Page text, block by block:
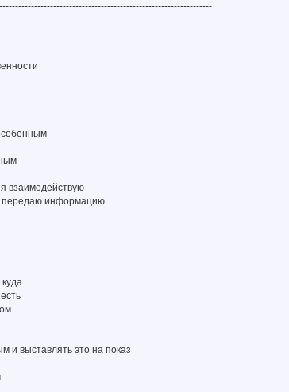
взаимодействую
передаю информацию
и выставлять это на показ